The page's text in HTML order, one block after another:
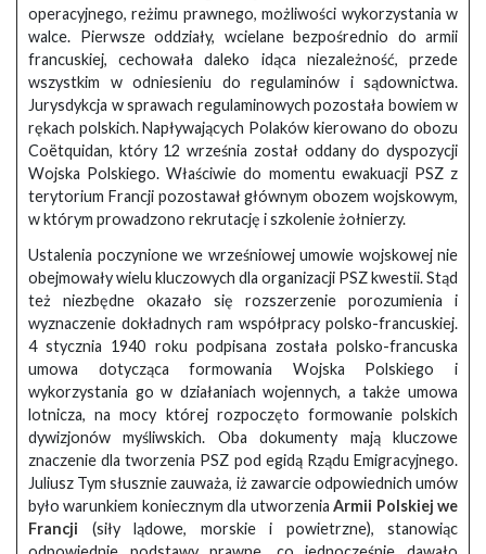
operacyjnego, reżimu prawnego, możliwości wykorzystania w
walce. Pierwsze oddziały, wcielane bezpośrednio do armii
francuskiej, cechowała daleko idąca niezależność, przede
wszystkim w odniesieniu do regulaminów i sądownictwa.
Jurysdykcja w sprawach regulaminowych pozostała bowiem w
rękach polskich. Napływających Polaków kierowano do obozu
Coëtquidan, który 12 września został oddany do dyspozycji
Wojska Polskiego. Właściwie do momentu ewakuacji PSZ z
terytorium Francji pozostawał głównym obozem wojskowym,
w którym prowadzono rekrutację i szkolenie żołnierzy.
Ustalenia poczynione we wrześniowej umowie wojskowej nie
obejmowały wielu kluczowych dla organizacji PSZ kwestii. Stąd
też niezbędne okazało się rozszerzenie porozumienia i
wyznaczenie dokładnych ram współpracy polsko-francuskiej.
4 stycznia 1940 roku podpisana została polsko-francuska
umowa dotycząca formowania Wojska Polskiego i
wykorzystania go w działaniach wojennych, a także umowa
lotnicza, na mocy której rozpoczęto formowanie polskich
dywizjonów myśliwskich. Oba dokumenty mają kluczowe
znaczenie dla tworzenia PSZ pod egidą Rządu Emigracyjnego.
Juliusz Tym słusznie zauważa, iż zawarcie odpowiednich umów
było warunkiem koniecznym dla utworzeniaArmii Polskiej we
Francji (siły lądowe, morskie i powietrzne), stanowiąc